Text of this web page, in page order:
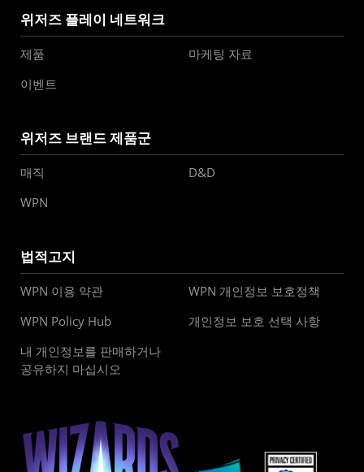
위저즈 플레이 네트워크
제품
마케팅 자료
이벤트
위저즈 브랜드 제품군
매직
D&D
WPN
법적고지
WPN 이용 약관
WPN 개인정보 보호정책
WPN Policy Hub
개인정보 보호 선택 사항
내 개인정보를 판매하거나
공유하지 마십시오